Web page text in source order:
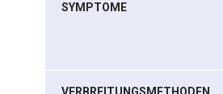
SYMPTOME